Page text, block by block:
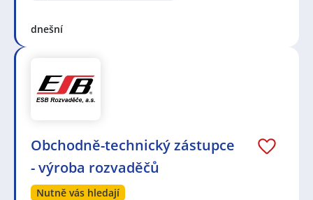
dnešní
Obchodně-technický zástupce
- výroba rozvaděčů
Nutně vás hledají